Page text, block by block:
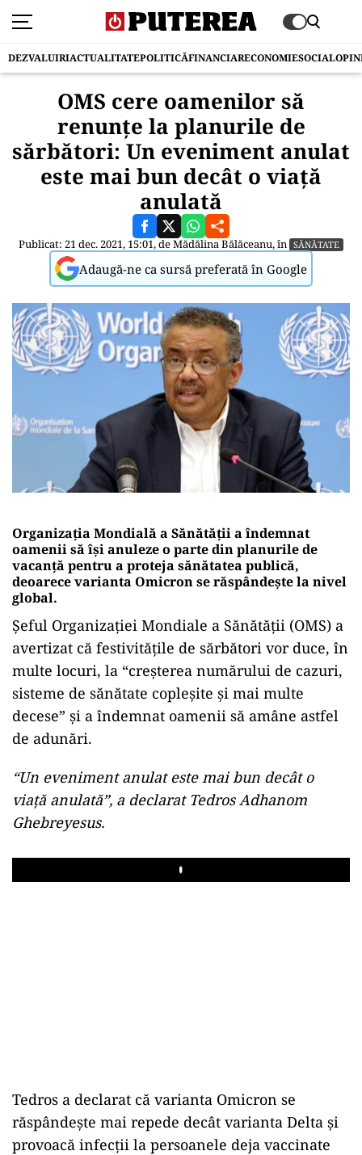
DEZVALUIRIACTUALITATEPOLITICĂFINANCIARECONOMIESOCIAL
OMS cere oamenilor să
renunțe la planurile de
sărbători: Un eveniment anulat
este mai bun decât o viață
anulată
Publicat: 21 dec. 2021, 15:01, deMădălina Bălăceanu, în SĂNĂTATE
Adaugă-ne ca sursă preferată în Google
Organizația Mondială a Sănătății a îndemnat
oamenii să își anuleze o parte din planurile de
vacanță pentru a proteja sănătatea publică,
deoarece varianta Omicron se răspândește la nivel
global.
Șeful Organizației Mondiale a Sănătății (OMS) a
avertizat că festivitățile de sărbători vor duce, în
multe locuri, la “creșterea numărului de cazuri,
sisteme de sănătate copleșite și mai multe
decese” și a îndemnat oamenii să amâne astfel
de adunări.
“Un eveniment anulat este mai bun decât o
viață anulată”, a declarat Tedros Adhanom
Ghebreyesus.
Play
Tedros a declarat că varianta Omicron se
răspândește mai repede decât varianta Delta și
provoacă infecții la persoanele deja vaccinate